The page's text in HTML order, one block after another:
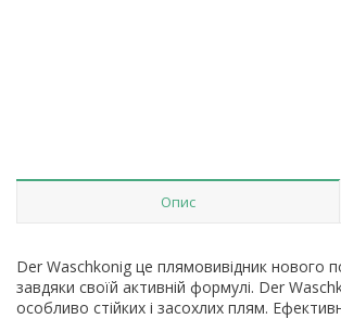
Опис
Der Waschkonig це плямовивідник нового
завдяки своїй активній формулі. Der
особливо стійких і засохлих плям.